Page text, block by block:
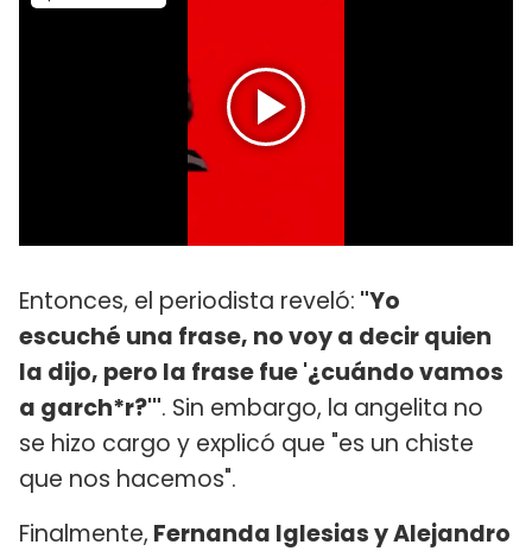
Entonces, el periodista reveló: "Yo
escuché una frase, no voy a decir quien
la dijo, pero la frase fue '¿cuándo vamos
a garch*r?'". Sin embargo, la angelita no
se hizo cargo y explicó que "es un chiste
que nos hacemos".
Finalmente, Fernanda Iglesias y Alejandro